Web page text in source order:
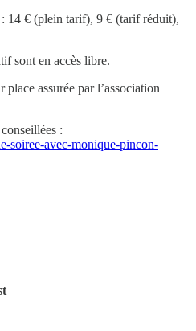
14 € (plein tarif), 9 € (tarif réduit),
sont en accès libre.
assurée par l’association
:
soiree-avec-monique-pincon-